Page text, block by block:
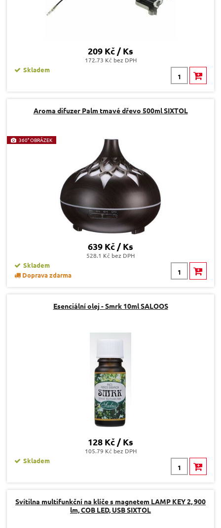
209 Kč / Ks
172.73 Kč bez DPH
Skladem
Aroma difuzer Palm tmavé dřevo 500ml SIXTOL
360° OBRÁZEK
639 Kč / Ks
528.1 Kč bez DPH
Skladem
Doprava zdarma
Esenciální olej - Smrk 10ml SALOOS
128 Kč / Ks
105.79 Kč bez DPH
Skladem
Svítilna multifunkční na klíče s magnetem LAMP KEY 2, 900
lm, COB LED, USB SIXTOL